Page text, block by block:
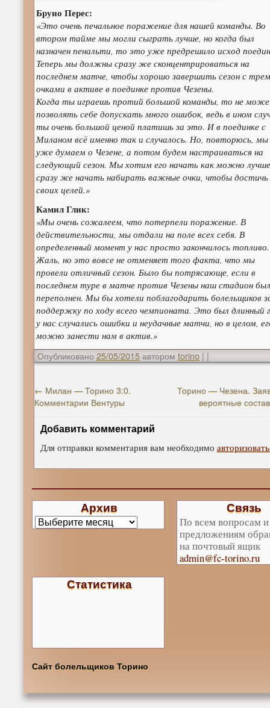
Бруно Перес:
«Это очень печальное поражение для нашей команды. Во
втором тайме мы могли сыграть лучше, но когда был
назначен пенальти, то это уже предрешило исход
Теперь мы должны сразу же сконцентрироваться на
последнем матче, чтобы хорошо завершить сезон с
очками в активе в поединке против Чезены.
Когда ты играешь протий большой команды, то не
позволять себе допускать много ошибок, ведь в ином
ты очень большой ценой платишь за это. И в поединке с
Миланом всё именно так и случалось. Но, повторюсь, мы
уже думаем о Чезене, а потом будем настраиваться на
следующий сезон. Мы хотим его начать как можно
сразу же начать набирать важные очки, чтобы достичь
своих целей.»
Камил Глик:
«Мы очень сожалеем, что потерпели поражение. В
действительности, мы отдали на поле всех себя. В
определенный момент у нас просто закончилось топливо.
Жаль, но это вовсе не отменяет того факта, что мы
провели отличный сезон. Было бы потрясающе, если в
последнем туре в матче против Чезены наш стадион был
переполнен. Мы бы хотели поблагодарить болельщиков
поддержку по ходу всего чемпионата. Это был длинный
у нас случались ошибки и неудачные матчи, но в целом,
можно занести нам в актив.»
Опубликовано 25/05/2015 автором torino | |
← Милан — Торино 3:0.
Комментарии Вентуры
Торино — Чезена.
вероятные
Добавить комментарий
Для отправки комментария вам необходимо
Архив Связь
По всем вопросам и
предложениям
на почтовый ящик
admin@fc-torino.ru
Статистика
Сайт болельщиков Торино